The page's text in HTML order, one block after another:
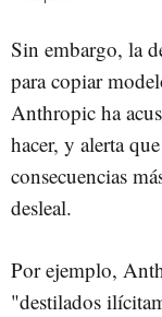
Sin embargo, la
para copiar
Anthropic ha
hacer, y alerta
consecuencias
desleal.
Por ejemplo,
"destilados